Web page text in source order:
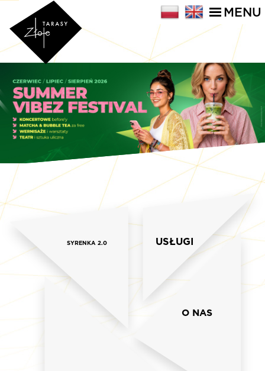
MENU
SYRENKA 2.0 USŁUGI
O NAS